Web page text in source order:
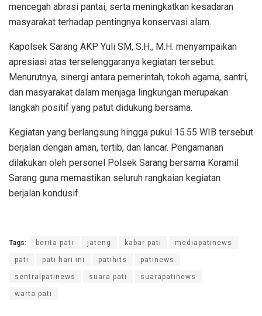
mencegah abrasi pantai, serta meningkatkan kesadaran
masyarakat terhadap pentingnya konservasi alam.
Kapolsek Sarang AKP Yuli SM, S.H., M.H. menyampaikan
apresiasi atas terselenggaranya kegiatan tersebut.
Menurutnya, sinergi antara pemerintah, tokoh agama, santri,
dan masyarakat dalam menjaga lingkungan merupakan
langkah positif yang patut didukung bersama.
Kegiatan yang berlangsung hingga pukul 15.55 WIB tersebut
berjalan dengan aman, tertib, dan lancar. Pengamanan
dilakukan oleh personel Polsek Sarang bersama Koramil
Sarang guna memastikan seluruh rangkaian kegiatan
berjalan kondusif.
Tags: berita pati jateng kabar pati mediapatinews
pati pati hari ini patihits patinews
sentralpatinews suara pati suarapatinews
warta pati